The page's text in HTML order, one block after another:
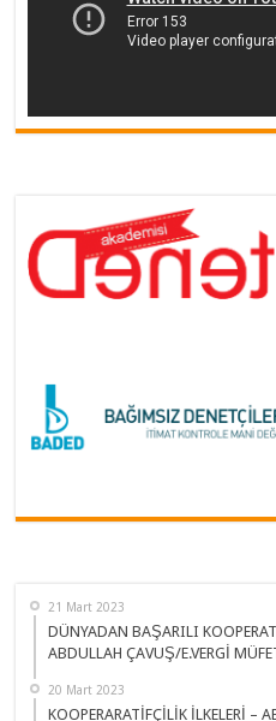
21 Mart 2023
DÜNYADAN BAŞARILI
ABDULLAH ÇAVUŞ/E.VERGİ
20 Mart 2023
KOOPERARATİFÇİLİK İLKELERİ –